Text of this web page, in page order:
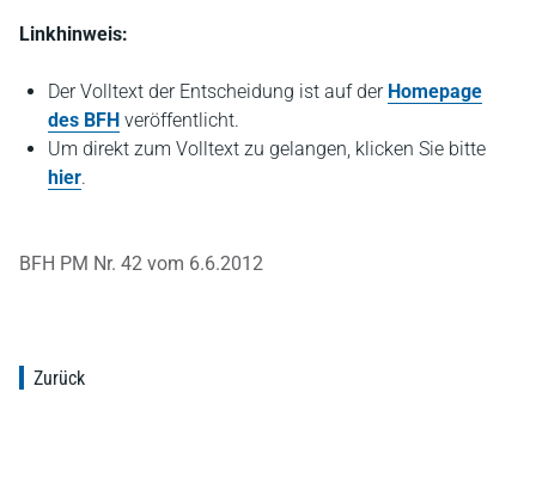
Linkhinweis:
Der Volltext der Entscheidung ist auf der Homepage
des BFH veröffentlicht.
Um direkt zum Volltext zu gelangen, klicken Sie bitte
hier.
BFH PM Nr. 42 vom 6.6.2012
Zurück